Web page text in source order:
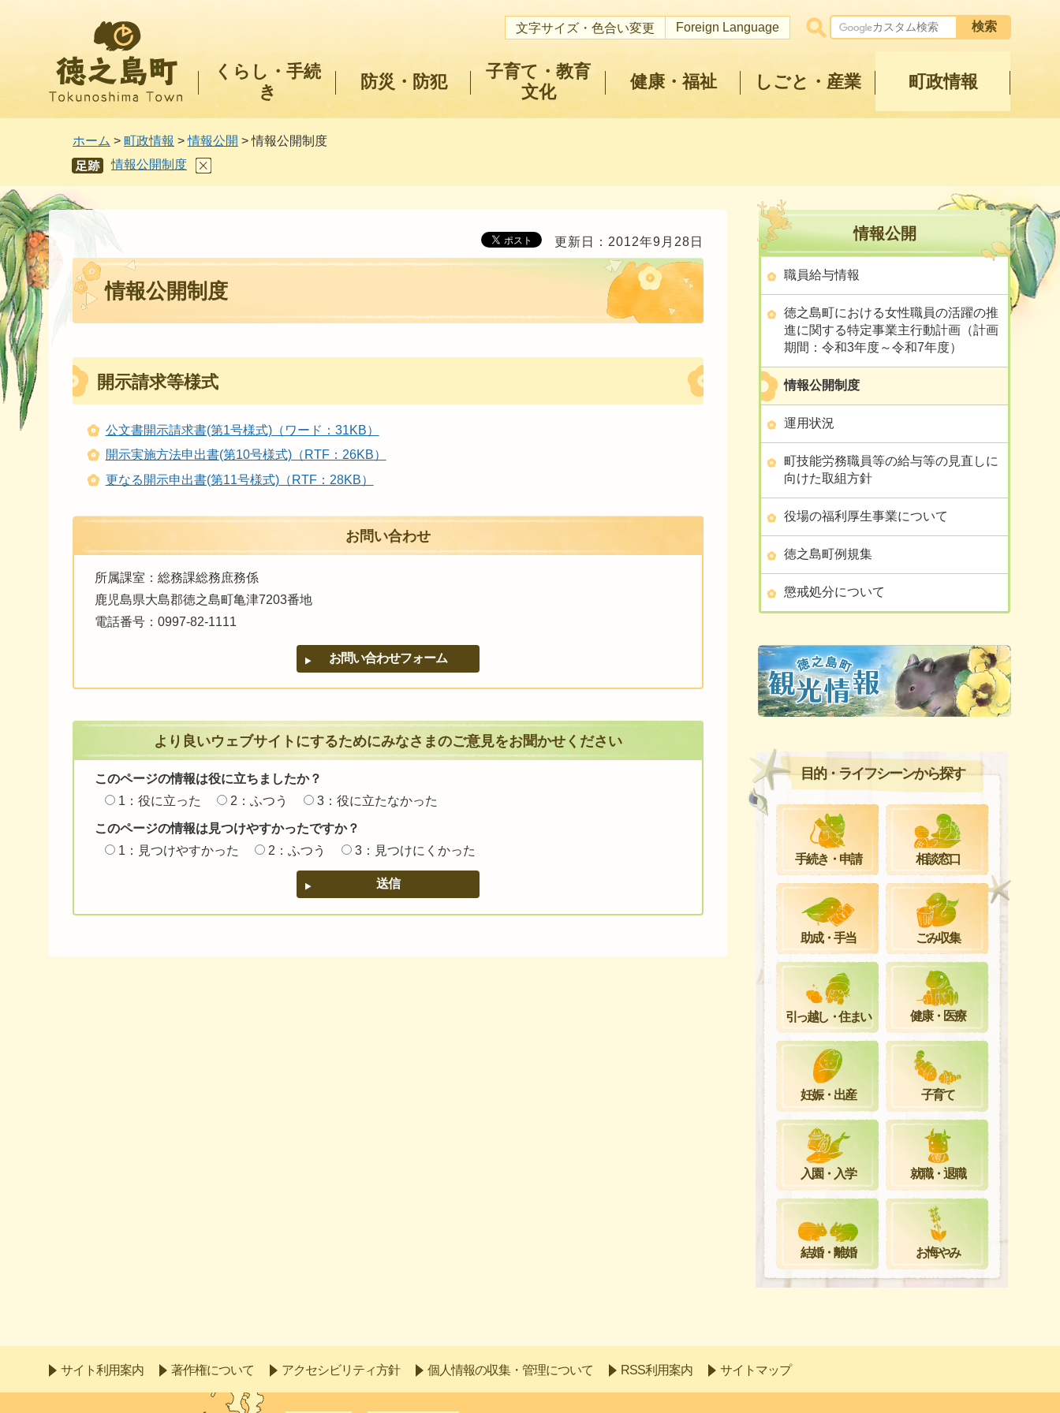
文字サイズ・色合い変更 Foreign Language
くらし・手続
き
防災・防犯
子育て・教育
文化
健康・福祉 しごと・産業 町政情報
ホーム > 町政情報 >情報公開 > 情報公開制度
あし
あと
情報公開制度
更新日：2012年9月28日
情報公開制度
開示請求等様式
公文書開示請求書(第1号様式)（ワード：31KB）
開示実施方法申出書(第10号様式)（RTF：26KB）
更なる開示申出書(第11号様式)（RTF：28KB）
お問い合わせ
所属課室：総務課総務庶務係
鹿児島県大島郡徳之島町亀津7203番地
電話番号：0997-82-1111
より良いウェブサイトにするためにみなさまのご意見をお聞かせください
このページの情報は役に立ちましたか？
1：役に立った
2：ふつう 3：役に立たなかった
このページの情報は見つけやすかったですか？
1：見つけやすかった
2：ふつう 3：見つけにくかった
情報公開
職員給与情報
徳之島町における女性職員の活躍の推
進に関する特定事業主行動計画（計画
期間：令和3年度～令和7年度）
情報公開制度
運用状況
町技能労務職員等の給与等の見直しに
向けた取組方針
役場の福利厚生事業について
徳之島町例規集
懲戒処分について
目的・ライフシーンから探す
手続き・申請 相談窓口
助成・手当 ごみ収集
引っ越し・住まい 健康・医療
妊娠・出産 子育て
入園・入学 就職・退職
結婚・離婚 お悔やみ
サイト利用案内 著作権について アクセシビリティ方針 個人情報の収集・管理について RSS利用案内 サイトマップ